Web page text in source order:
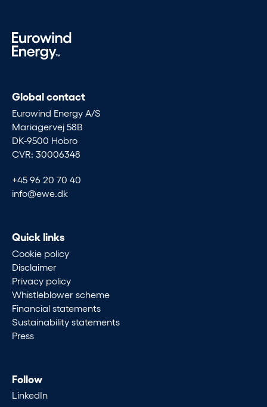
Global contact
Eurowind Energy A/S
Mariagervej 58B
DK-9500 Hobro
CVR: 30006348
+45 96 20 70 40
info@ewe.dk
Quick links
Cookie policy
Disclaimer
Privacy policy
Whistleblower scheme
Financial statements
Sustainability statements
Press
Follow
LinkedIn